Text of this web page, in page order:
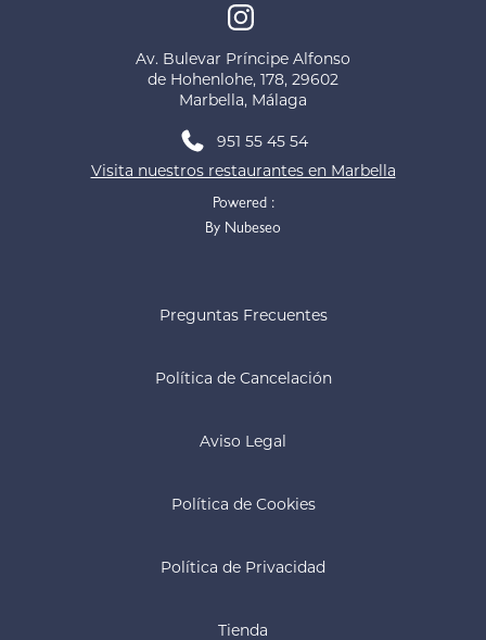
Av. Bulevar Príncipe Alfonso
de Hohenlohe, 178, 29602
Marbella, Málaga
951 55 45 54
Visita nuestros restaurantes en Marbella
Powered :
By Nubeseo
Preguntas Frecuentes
Política de Cancelación
Aviso Legal
Política de Cookies
Política de Privacidad
Tienda